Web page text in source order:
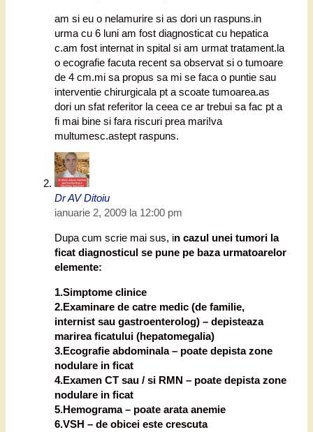
am si eu o nelamurire si as dori un raspuns.in
urma cu 6 luni am fost diagnosticat cu hepatica
c.am fost internat in spital si am urmat tratament.la
o ecografie facuta recent sa observat si o tumoare
de 4 cm.mi sa propus sa mi se faca o puntie sau
interventie chirurgicala pt a scoate tumoarea.as
dori un sfat referitor la ceea ce ar trebui sa fac pt a
fi mai bine si fara riscuri prea mari!va
multumesc.astept raspuns.
Dr AV Ditoiu
ianuarie 2, 2009 la 12:00 pm
Dupa cum scrie mai sus, in cazul unei tumori la
ficat diagnosticul se pune pe baza urmatoarelor
elemente:
1.Simptome clinice
2.Examinare de catre medic (de familie,
internist sau gastroenterolog) – depisteaza
marirea ficatului (hepatomegalia)
3.Ecografie abdominala – poate depista zone
nodulare in ficat
4.Examen CT sau / si RMN – poate depista zone
nodulare in ficat
5.Hemograma – poate arata anemie
6.VSH – de obicei este crescuta